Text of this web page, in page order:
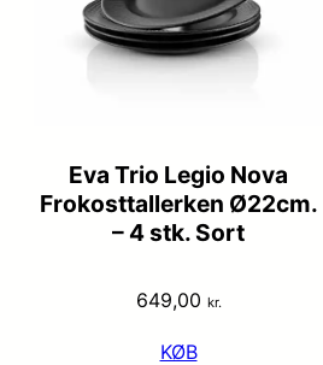
Eva Trio Legio Nova
Frokosttallerken Ø22cm.
– 4 stk. Sort
649,00 kr.
KØB